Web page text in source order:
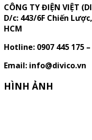
CÔNG TY ĐIỆN VIỆT
D/c: 443/6F Chiến
HCM
Hotline: 0907 445 175 –
Email: info@divico.vn
HÌNH ẢNH